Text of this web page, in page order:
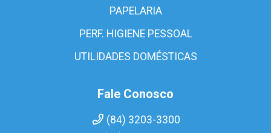
PAPELARIA
PERF. HIGIENE PESSOAL
UTILIDADES DOMÉSTICAS
Fale Conosco
(84) 3203-3300